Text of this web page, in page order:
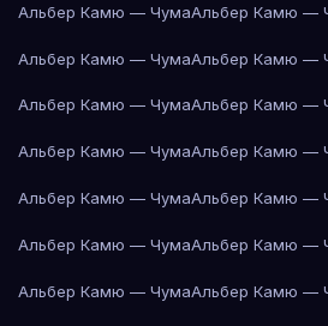
Альбер Камю — ЧумаАльбер Камю —
Альбер Камю — ЧумаАльбер Камю —
Альбер Камю — ЧумаАльбер Камю —
Альбер Камю — ЧумаАльбер Камю —
Альбер Камю — ЧумаАльбер Камю —
Альбер Камю — ЧумаАльбер Камю —
Альбер Камю — ЧумаАльбер Камю —